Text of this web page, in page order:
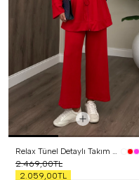
Relax Tünel Detaylı Takım Kırmızı
2.469,00TL
2.059,00TL